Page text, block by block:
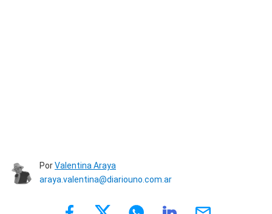
PorValentina Araya
araya.valentina@diariouno.com.ar